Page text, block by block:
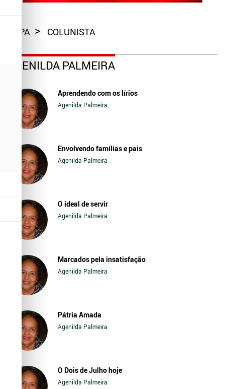
CAPA COLUNISTA
AGENILDA PALMEIRA
Aprendendo com os lírios
Agenilda Palmeira
Envolvendo famílias e pais
Agenilda Palmeira
O ideal de servir
Agenilda Palmeira
Marcados pela insatisfação
Agenilda Palmeira
Pátria Amada
Agenilda Palmeira
O Dois de Julho hoje
Agenilda Palmeira